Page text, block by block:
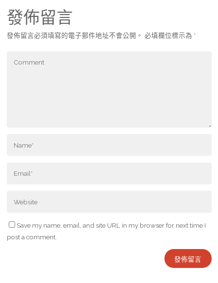
發佈留言
發佈留言必須填寫的電子郵件地址不會公開。 必填欄位標示為 *
Save my name, email, and site URL in my browser for next time I
post a comment.